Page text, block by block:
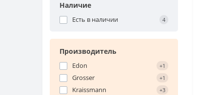
Наличие
Есть в наличии 4
Производитель
Edon +1
Grosser +1
Kraissmann +3